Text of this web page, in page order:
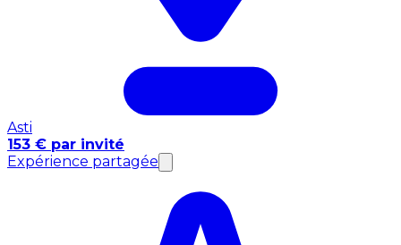
Asti
153 € par invité
Expérience partagée